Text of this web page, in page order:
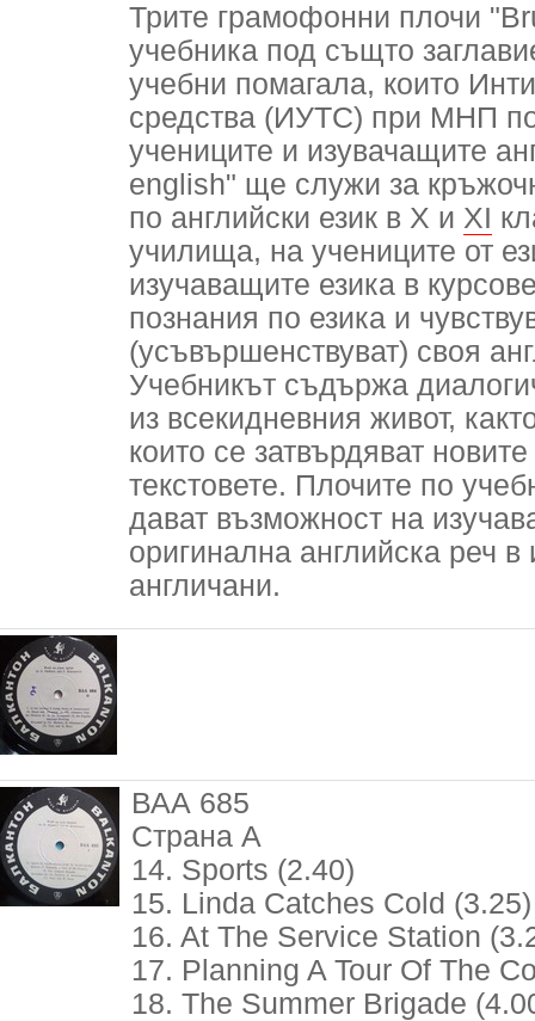
Трите грамофонни плочи
учебника под същто
учебни помагала, които
средства (ИУТС) при МНП
учениците и изувачащите
english" ще служи за
по английски език в Х и ХI
училища, на учениците от
изучаващите езика в
познания по езика и
(усъвършенствуват) своя
Учебникът съдържа
из всекидневния живот,
които се затвърдяват
текстовете. Плочите по
дават възможност на
оригинална английска реч
англичани.
ВАА 685
Страна A
14. Sports (2.40)
15. Linda Catches Cold (3.25)
16. At The Service Station
17. Planning A Tour Of The
18. The Summer Brigade